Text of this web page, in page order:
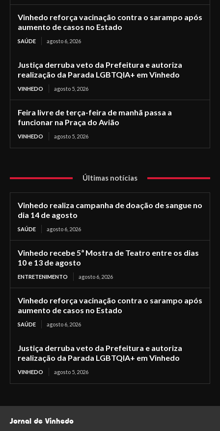
Vinhedo reforça vacinação contra o sarampo após
aumento de casos no Estado
SAÚDE agosto 6, 2026
Justiça derruba veto da Prefeitura e autoriza
realização da Parada LGBTQIA+ em Vinhedo
VINHEDO agosto 5, 2026
Feira livre de terça-feira de manhã passa a
funcionar na Praça do Avião
VINHEDO agosto 5, 2026
Últimas notícias
Vinhedo realiza campanha de doação de sangue no
dia 14 de agosto
SAÚDE agosto 6, 2026
Vinhedo recebe 5ª Mostra de Teatro entre os dias
10 e 13 de agosto
ENTRETENIMENTO agosto 6, 2026
Vinhedo reforça vacinação contra o sarampo após
aumento de casos no Estado
SAÚDE agosto 6, 2026
Justiça derruba veto da Prefeitura e autoriza
realização da Parada LGBTQIA+ em Vinhedo
VINHEDO agosto 5, 2026
Jornal de Vinhedo